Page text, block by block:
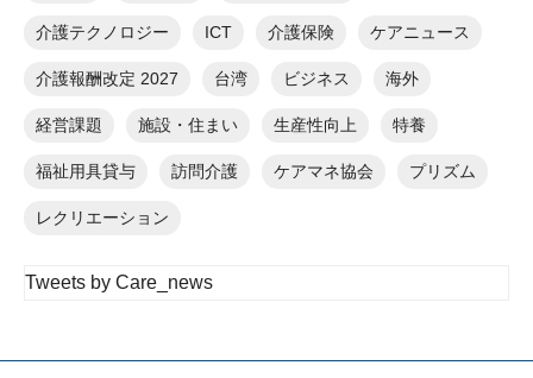
介護テクノロジー ICT 介護保険 ケアニュース
介護報酬改定 2027 台湾 ビジネス 海外
経営課題 施設・住まい 生産性向上 特養
福祉用具貸与 訪問介護 ケアマネ協会 プリズム
レクリエーション
Tweets by Care_news